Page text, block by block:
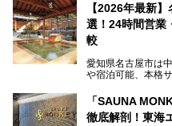
この地で30年にわ
地元住民をはじめ
ないでしょうか。
老朽化した設備の
ってきたというだ
以前の4倍に拡張し
容の巨大なスタジ
までまるごと楽し
今回は、全面リニ
【2026年最新
選！24時間営業
較
愛知県名古屋市は
や宿泊可能、本格
そのため、「日々
い」「休日に時間
「SAUNA
徹底解剖！東海